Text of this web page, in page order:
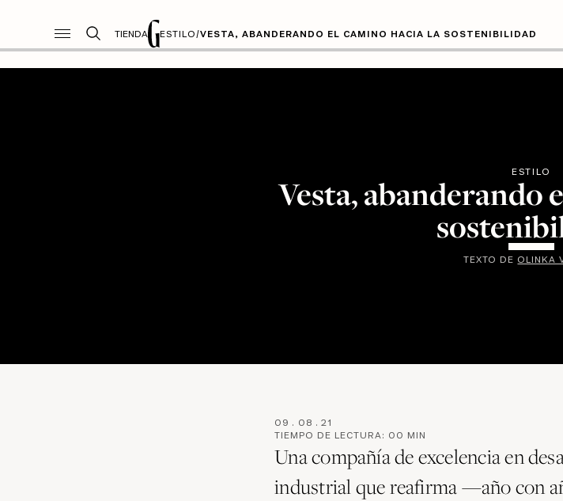
TIENDA ESTILO/VESTA, ABANDERANDO EL CAMINO HACIA LA SOSTENIBILIDAD
ESTILO
Vesta, abanderando
TEXTO DE OLINKA
09 . 08 . 21
TIEMPO DE LECTURA: 00 MIN
Una compañía de excelencia en
industrial que reafirma —año con